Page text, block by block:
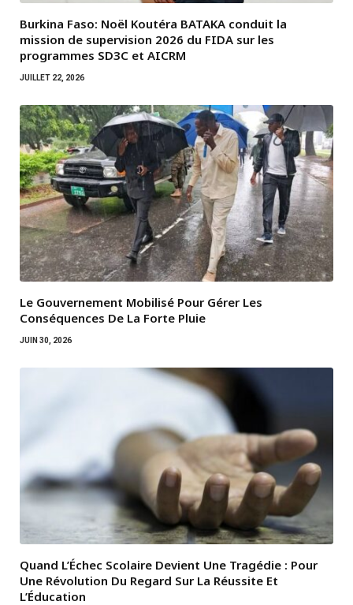
Burkina Faso: Noël Koutéra BATAKA conduit la
mission de supervision 2026 du FIDA sur les
programmes SD3C et AICRM
JUILLET 22, 2026
Le Gouvernement Mobilisé Pour Gérer Les
Conséquences De La Forte Pluie
JUIN 30, 2026
Quand L’Échec Scolaire Devient Une Tragédie : Pour
Une Révolution Du Regard Sur La Réussite Et
L’Éducation